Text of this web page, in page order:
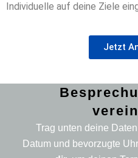
Individuelle auf deine Ziele
Jetzt
Trag unten deine
Datum und bevorzugte